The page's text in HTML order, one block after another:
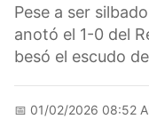
Pese a ser
anotó el 1-0 del
besó el escudo
📅 01/02/2026 08:52